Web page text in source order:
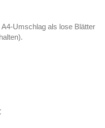
Umschlag als lose Blätter